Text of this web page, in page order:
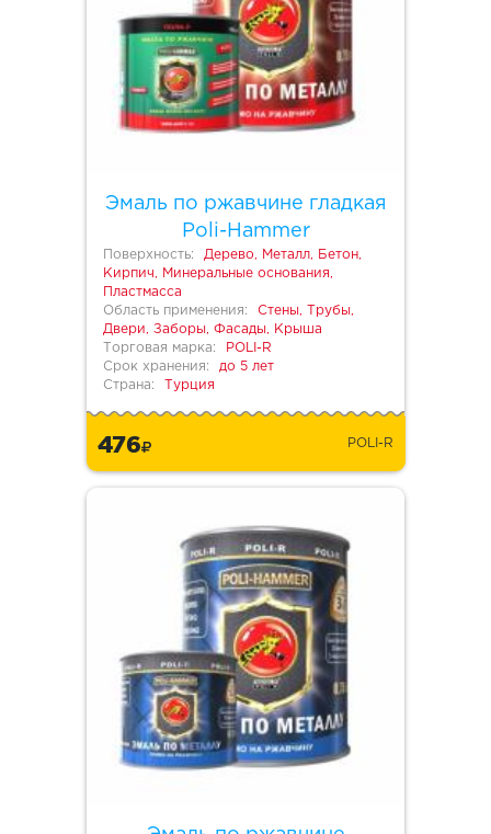
Эмаль по ржавчине гладкая
Poli-Hammer
Поверхность:
Дерево, Металл, Бетон,
Кирпич, Минеральные основания,
Пластмасса
Область применения:
Стены, Трубы,
Двери, Заборы, Фасады, Крыша
Торговая марка:
POLI-R
Срок хранения:
до 5 лет
Страна:
Турция
476 POLI-R